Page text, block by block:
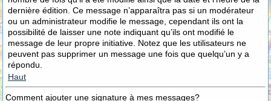
dernière édition. Ce message n’apparaîtra pas si un modérateur
ou un administrateur modifie le message, cependant ils ont la
possibilité de laisser une note indiquant qu’ils ont modifié le
message de leur propre initiative. Notez que les utilisateurs ne
peuvent pas supprimer un message une fois que quelqu’un y a
répondu.
Haut
Comment ajouter une signature à mes messages?